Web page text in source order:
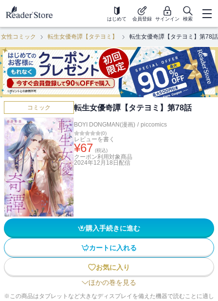
はじめて 会員登録 サインイン 検索
女性コミック 転生女優奇譚【タテヨミ】 転生女優奇譚【タテヨミ】第78話
コミック 転生女優奇譚【タテヨミ】第78話
BOYI DONGMAN(漫画) / piccomics
(0)
レビューを書く
¥67 (税込)
クーポン利用対象商品
2024年12月18日 配信
購入手続きに進む
カートに入れる
お気に入り
ほかの巻を見る
※この商品はタブレットなど大きなディスプレイを備えた機器で読むことに適し